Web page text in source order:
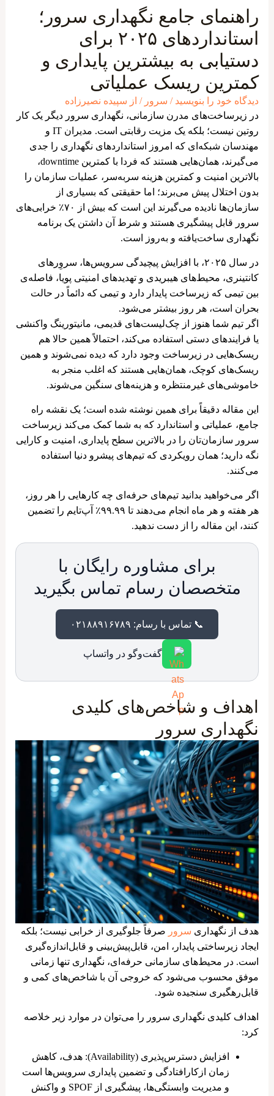
راهنمای جامع نگهداری سرور؛
استانداردهای ۲۰۲۵ برای
دستیابی به بیشترین پایداری و
کمترین ریسک عملیاتی
دیدگاه‌ خود را بنویسید / سرور / از سپیده نصیرزاده
در زیرساخت‌های مدرن سازمانی، نگهداری سرور دیگر یک کار
روتین نیست؛ بلکه یک مزیت رقابتی است. مدیران IT و
مهندسان شبکه‌ای که امروز استانداردهای نگهداری را جدی
می‌گیرند، همان‌هایی هستند که فردا با کمترین downtime،
بالاترین امنیت و کمترین هزینه سربه‌سر، عملیات سازمان را
بدون اختلال پیش می‌برند؛ اما حقیقتی که بسیاری از
سازمان‌ها نادیده می‌گیرند این است که بیش از ۷۰٪ خرابی‌های
سرور قابل پیشگیری هستند و شرط آن داشتن یک برنامه
نگهداری ساخت‌یافته و به‌روز است.
در سال ۲۰۲۵، با افزایش پیچیدگی سرویس‌ها، سروِرهای
کانتینری، محیط‌های هیبریدی و تهدیدهای امنیتی پویا، فاصله‌ی
بین تیمی که زیرساخت پایدار دارد و تیمی که دائماً در حالت
بحران است، هر روز بیشتر می‌شود.
اگر تیم شما هنوز از چک‌لیست‌های قدیمی، مانیتورینگ واکنشی
یا فرایندهای دستی استفاده می‌کند، احتمالاً همین حالا هم
ریسک‌هایی در زیرساخت وجود دارد که دیده نمی‌شوند و همین
ریسک‌های کوچک، همان‌هایی هستند که اغلب منجر به
خاموشی‌های غیرمنتظره و هزینه‌های سنگین می‌شوند.
این مقاله دقیقاً برای همین نوشته شده است؛ یک نقشه راه
جامع، عملیاتی و استاندارد که به شما کمک می‌کند زیرساخت
سرور سازمان‌تان را در بالاترین سطح پایداری، امنیت و کارایی
نگه دارید؛ همان رویکردی که تیم‌های پیشرو دنیا استفاده
می‌کنند.
اگر می‌خواهید بدانید تیم‌های حرفه‌ای چه کارهایی را هر روز،
هر هفته و هر ماه انجام می‌دهند تا ۹۹.۹۹٪ آپ‌تایم را تضمین
کنند، این مقاله را از دست ندهید.
برای مشاوره رایگان با
متخصصان رسام تماس بگیرید
📞 تماس با رسام: ۰۲۱۸۸۹۱۶۷۸۹
گفت‌وگو در واتساپ
اهداف و شاخص‌های کلیدی
نگهداری سرور
هدف از نگهداری سرور صرفاً جلوگیری از خرابی نیست؛ بلکه
ایجاد زیرساختی پایدار، امن، قابل‌پیش‌بینی و قابل‌اندازه‌گیری
است. در محیط‌های سازمانی حرفه‌ای، نگهداری تنها زمانی
موفق محسوب می‌شود که خروجی آن با شاخص‌های کمی و
قابل‌رهگیری سنجیده شود.
اهداف کلیدی نگهداری سرور را می‌توان در موارد زیر خلاصه
کرد:
افزایش دسترس‌پذیری (Availability): هدف، کاهش
زمان ازکارافتادگی و تضمین پایداری سرویس‌ها است
و
مدیریت وابستگی‌ها، پیشگیری از SPOF و واکنش